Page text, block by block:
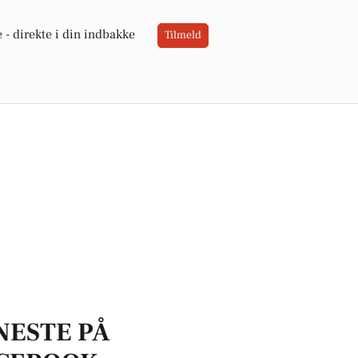
- direkte i din indbakke Tilmeld
PÅ